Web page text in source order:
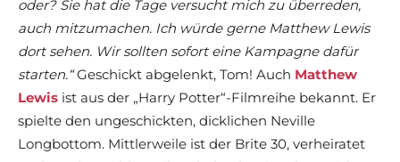
oder? Sie hat die Tage versucht mich zu überreden,
auch mitzumachen. Ich würde gerne Matthew Lewis
dort sehen. Wir sollten sofort eine Kampagne dafür
starten.“Geschickt abgelenkt, Tom! Auch Matthew
Lewis ist aus der „Harry Potter“-Filmreihe bekannt. Er
spielte den ungeschickten, dicklichen Neville
Longbottom. Mittlerweile ist der Brite 30, verheiratet